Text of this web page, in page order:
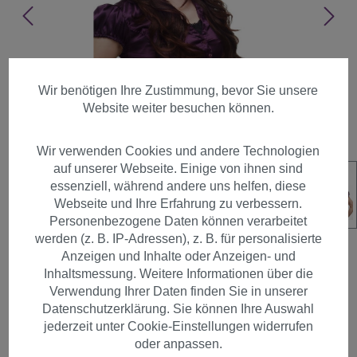
Perücke toupiert 60ies Retro
Mahagoni H9149-2T33
Wir benötigen Ihre Zustimmung, bevor Sie unsere
Website weiter besuchen können.
Wir verwenden Cookies und andere Technologien
auf unserer Webseite. Einige von ihnen sind
essenziell, während andere uns helfen, diese
Webseite und Ihre Erfahrung zu verbessern.
Personenbezogene Daten können verarbeitet
werden (z. B. IP-Adressen), z. B. für personalisierte
Anzeigen und Inhalte oder Anzeigen- und
Inhaltsmessung. Weitere Informationen über die
Verwendung Ihrer Daten finden Sie in unserer
Datenschutzerklärung. Sie können Ihre Auswahl
jederzeit unter Cookie-Einstellungen widerrufen
oder anpassen.